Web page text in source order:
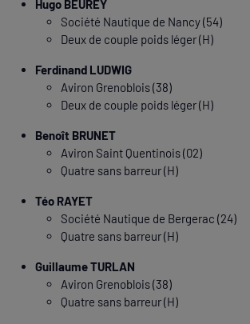
Hugo BEUREY
Société Nautique de Nancy (54)
Deux de couple poids léger (H)
Ferdinand LUDWIG
Aviron Grenoblois (38)
Deux de couple poids léger (H)
Benoît BRUNET
Aviron Saint Quentinois (02)
Quatre sans barreur (H)
Téo RAYET
Société Nautique de Bergerac (24)
Quatre sans barreur (H)
Guillaume TURLAN
Aviron Grenoblois (38)
Quatre sans barreur (H)